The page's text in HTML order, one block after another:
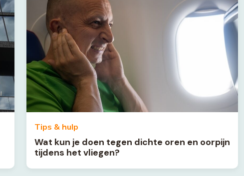
Tips & hulp
Wat kun je doen tegen dichte oren en oorpijn
tijdens het vliegen?